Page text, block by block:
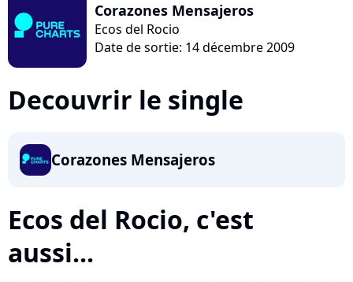
Corazones Mensajeros
Ecos del Rocio
Date de sortie: 14 décembre 2009
Decouvrir le single
Corazones Mensajeros
Ecos del Rocio, c'est
aussi...